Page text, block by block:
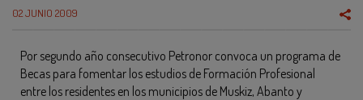
02 JUNIO 2009
Por segundo año consecutivo Petronor convoca un programa de
Becas para fomentar los estudios de Formación Profesional
entre los residentes en los municipios de Muskiz, Abanto y